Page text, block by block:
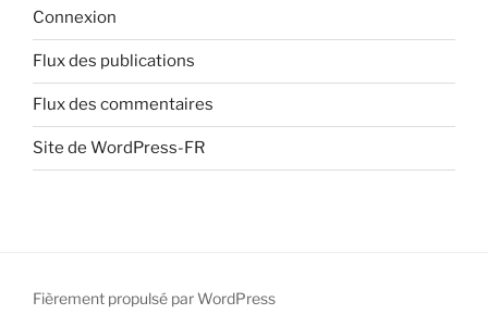
Connexion
Flux des publications
Flux des commentaires
Site de WordPress-FR
Fièrement propulsé par WordPress